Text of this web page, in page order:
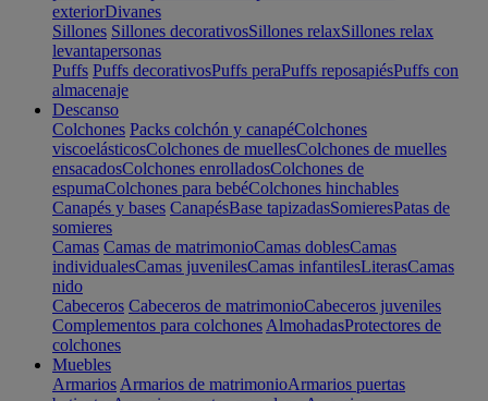
exteriorDivanes
Sillones Sillones decorativosSillones relaxSillones relax
levantapersonas
Puffs Puffs decorativosPuffs peraPuffs reposapiésPuffs con
almacenaje
Descanso
Colchones Packs colchón y canapéColchones
viscoelásticosColchones de muellesColchones de muelles
ensacadosColchones enrolladosColchones de
espumaColchones para bebéColchones hinchables
Canapés y bases CanapésBase tapizadasSomieresPatas de
somieres
Camas Camas de matrimonioCamas doblesCamas
individualesCamas juvenilesCamas infantilesLiterasCamas
nido
Cabeceros Cabeceros de matrimonioCabeceros juveniles
Complementos para colchones AlmohadasProtectores de
colchones
Muebles
Armarios Armarios de matrimonioArmarios puertas